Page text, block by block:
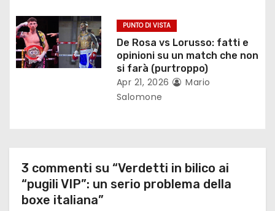
c
o
l
PUNTO DI VISTA
De Rosa vs Lorusso: fatti e
opinioni su un match che non
si farà (purtroppo)
Apr 21, 2026
Mario
Salomone
3 commenti su “Verdetti in bilico ai
“pugili VIP”: un serio problema della
boxe italiana”